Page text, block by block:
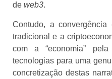
de web3.
Contudo, a
tradicional e a
com a “economia”
tecnologias para uma
concretização destas